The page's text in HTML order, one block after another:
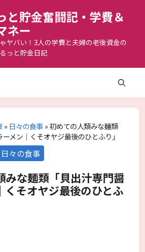
と貯金奮闘記・学費＆
ネー
ヤバい！3人の学費と夫婦の老後資金の
っと貯金日記
» 日々の食事»初めての人類みな麺類
ーメン｜くそオヤジ最後のひとふり」
ー
日々の食事
みな麺類「貝出汁専門醤
くそオヤジ最後のひとふ